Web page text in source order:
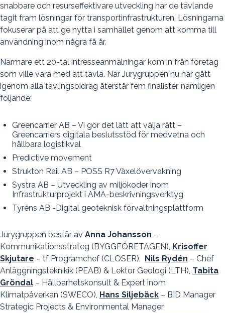
snabbare och resurseffektivare utveckling har de tävlande
tagit fram lösningar för transportinfrastrukturen. Lösningarna
fokuserar på att ge nytta i samhället genom att komma till
användning inom några få år.
Närmare ett 20-tal intresseanmälningar kom in från företag
som ville vara med att tävla. När Jurygruppen nu har gått
igenom alla tävlingsbidrag återstår fem finalister, nämligen
följande:
Greencarrier AB – Vi gör det lätt att välja rätt –
Greencarriers digitala beslutsstöd för medvetna och
hållbara logistikval
Predictive movement
Strukton Rail AB – POSS R7 Växelövervakning
Systra AB – Utveckling av miljökoder inom
Infrastrukturprojekt i AMA-beskrivningsverktyg
Tyréns AB -Digital geoteknisk förvaltningsplattform
Jurygruppen består av Anna Johansson –
Kommunikationsstrateg (BYGGFÖRETAGEN), Krisoffer
Skjutare – tf Programchef (CLOSER), Nils Rydén – Chef
Anläggningsteknikik (PEAB) & Lektor Geologi (LTH), Tabita
Gröndal – Hållbarhetskonsult & Expert inom
Klimatpåverkan (SWECO), Hans Siljebäck – BID Manager
Strategic Projects & Environmental Manager